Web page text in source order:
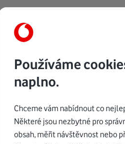
Používáme
naplno.
Chceme vám nabídnout co
Některé jsou nezbytné pro
obsah, měřit návštěvnost nebo